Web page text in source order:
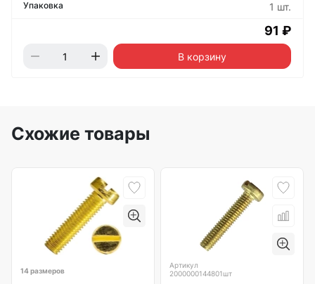
1 шт.
91 ₽
В корзину
Схожие товары
14 размеров
Артикул
2000000144801шт